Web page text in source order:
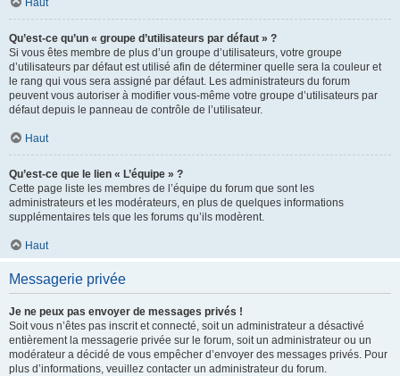
Haut
Qu’est-ce qu’un « groupe d’utilisateurs par défaut » ?
Si vous êtes membre de plus d’un groupe d’utilisateurs, votre groupe
d’utilisateurs par défaut est utilisé afin de déterminer quelle sera la couleur et
le rang qui vous sera assigné par défaut. Les administrateurs du forum
peuvent vous autoriser à modifier vous-même votre groupe d’utilisateurs par
défaut depuis le panneau de contrôle de l’utilisateur.
Haut
Qu’est-ce que le lien « L’équipe » ?
Cette page liste les membres de l’équipe du forum que sont les
administrateurs et les modérateurs, en plus de quelques informations
supplémentaires tels que les forums qu’ils modèrent.
Haut
Messagerie privée
Je ne peux pas envoyer de messages privés !
Soit vous n’êtes pas inscrit et connecté, soit un administrateur a désactivé
entièrement la messagerie privée sur le forum, soit un administrateur ou un
modérateur a décidé de vous empêcher d’envoyer des messages privés. Pour
plus d’informations, veuillez contacter un administrateur du forum.